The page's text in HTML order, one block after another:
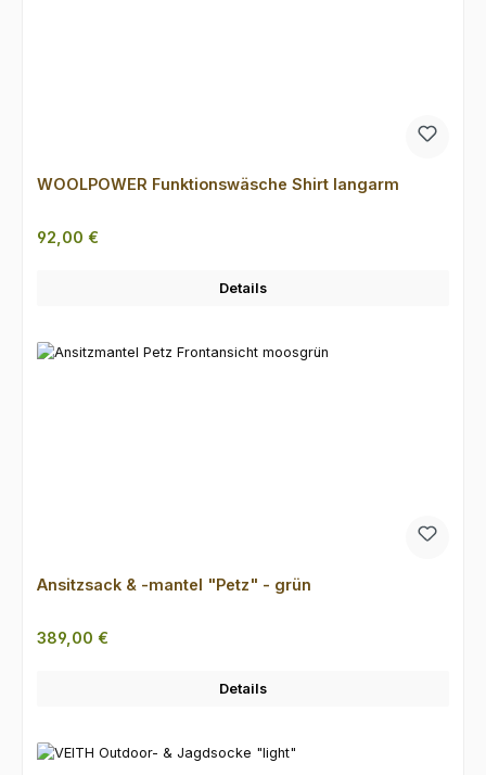
WOOLPOWER Funktionswäsche Shirt langarm
Regulärer Preis:
92,00 €
Details
Ansitzsack & -mantel "Petz" - grün
Regulärer Preis:
389,00 €
Details